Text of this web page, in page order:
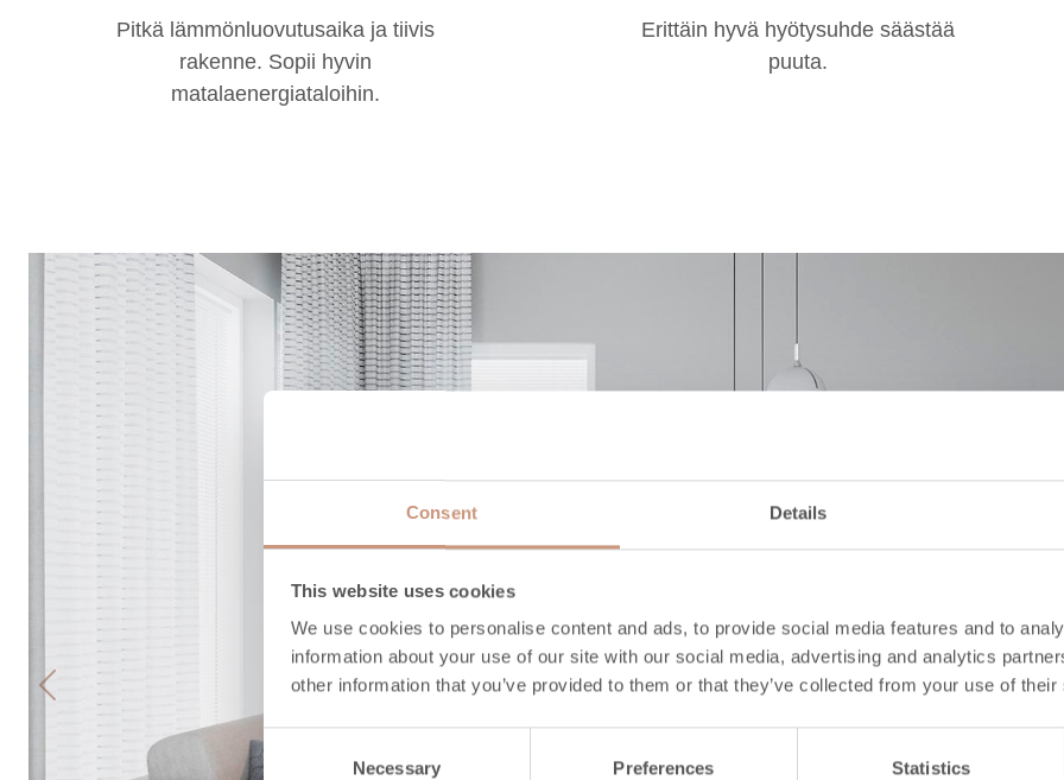
Consent Details
This website uses cookies
We use cookies to personalise content and ads, to provide social media features and to
information about your use of our site with our social media, advertising and analytics
other information that you’ve provided to them or that they’ve collected from your use of
Consent
Selection
Necessary Preferences Statistics
Pitkä lämmönluovutusaika ja tiivis
rakenne. Sopii hyvin
matalaenergiataloihin.
Erittäin hyvä hyötysuhde säästää
puuta.
Previous